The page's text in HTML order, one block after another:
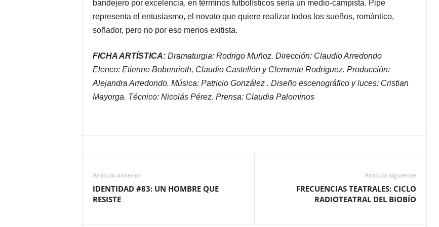
bandejero por excelencia, en términos futbolísticos sería un medio-campista. Pipe
representa el entusiasmo, el novato que quiere realizar todos los sueños, romántico,
soñador, pero no por eso menos exitista.
FICHA ARTÍSTICA: Dramaturgia: Rodrigo Muñoz. Dirección: Claudio Arredondo
Elenco: Etienne Bobenrieth, Claudio Castellón y Clemente Rodríguez. Producción:
Alejandra Arredondo. Música: Patricio González . Diseño escenográfico y luces: Cristian
Mayorga. Técnico: Nicolás Pérez. Prensa: Claudia Palominos
Artículo anterior
IDENTIDAD #83: UN HOMBRE QUE
RESISTE
Artículo siguiente
FRECUENCIAS TEATRALES: CICLO
RADIOTEATRAL DEL BIOBÍO